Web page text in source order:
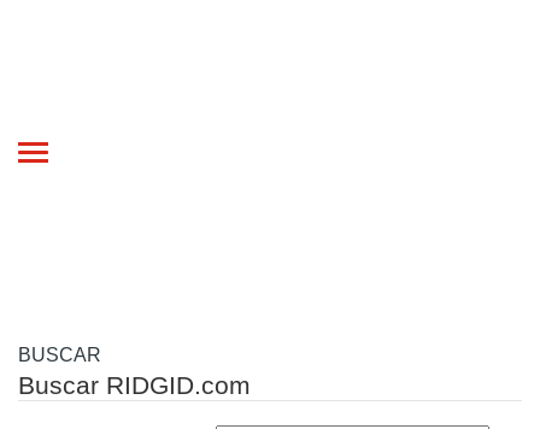
Toggle
BUSCAR
Buscar RIDGID.com